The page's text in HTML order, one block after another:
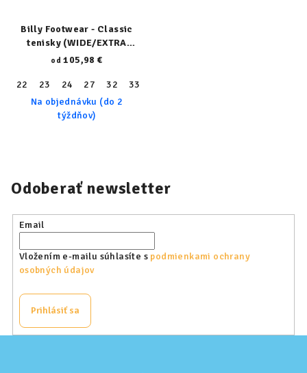
Billy Footwear - Classic
tenisky (WIDE/EXTRA
WIDE), čierne pestré,
od 105,98 €
22 23 24 27 32 33
Na objednávku (do 2
týždňov)
Odoberať newsletter
Email
Vložením e-mailu súhlasíte s podmienkami ochrany
osobných údajov
Prihlásiť sa